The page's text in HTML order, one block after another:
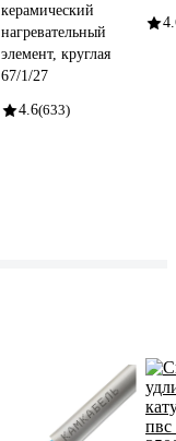
керамический
нагревательный
элемент, круглая
67/1/27
4.6(633)